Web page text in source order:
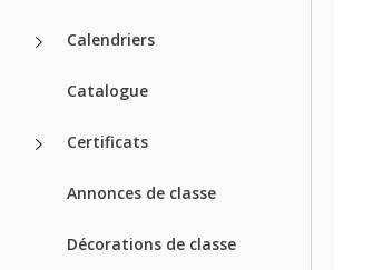
Calendriers
Catalogue
Certificats
Annonces de classe
Décorations de classe